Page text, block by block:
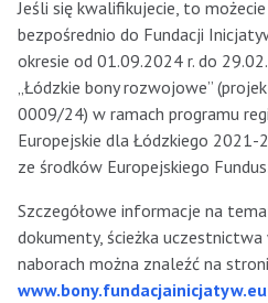
Jeśli się kwalifikujecie, to
bezpośrednio do Fundacji
okresie od 01.09.2024 r. do
„Łódzkie bony rozwojowe”
0009/24) w ramach programu
Europejskie dla Łódzkiego 2021-
ze środków Europejskiego
Szczegółowe informacje na
dokumenty, ścieżka
naborach można znaleźć na
www.bony.fundacjainicjatyw.eu